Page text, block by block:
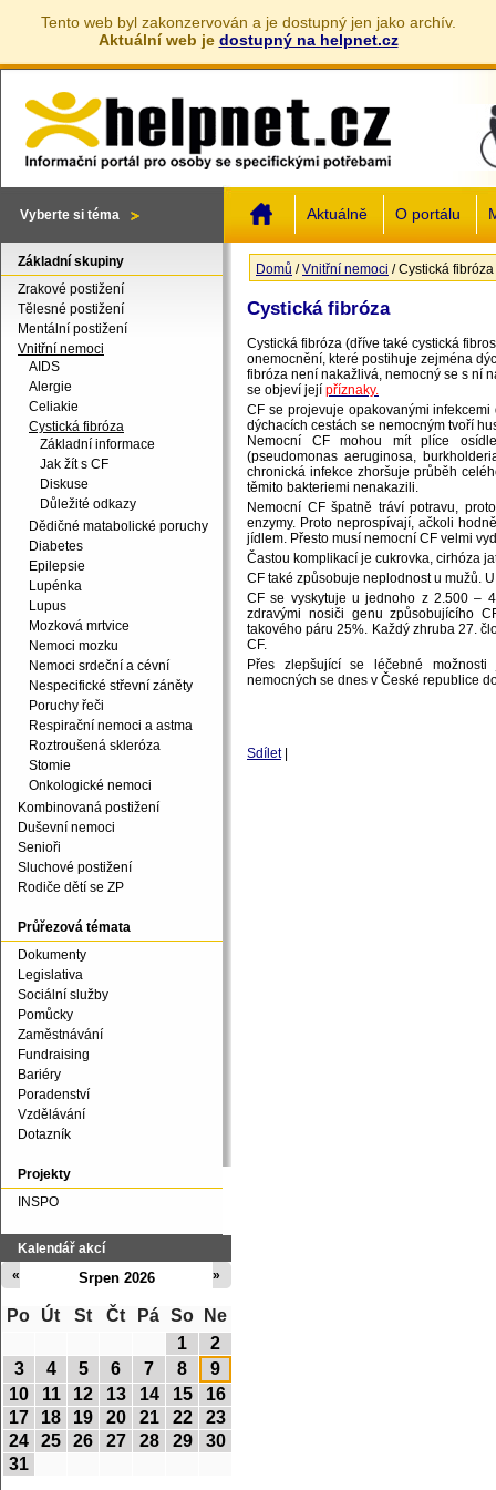
Tento web byl zakonzervován a je dostupný jen jako archív.
Aktuální web je dostupný na helpnet.cz
Vyberte si téma Aktuálně O portálu
Jste zde
Domů /Vnitřní nemoci /Cystická fibróza
Cystická fibróza
Cystická fibróza (dříve také cystická
onemocnění, které postihuje zejména
fibróza není nakažlivá, nemocný se s ní
se objeví její příznaky.
CF se projevuje opakovanými
dýchacích cestách se nemocným tvoří
Nemocní CF mohou mít plíce
(pseudomonas aeruginosa,
chronická infekce zhoršuje průběh
těmito bakteriemi nenakazili.
Nemocní CF špatně tráví potravu,
enzymy. Proto neprospívají, ačkoli
jídlem. Přesto musí nemocní CF velmi
Častou komplikací je cukrovka, cirhóza
CF také způsobuje neplodnost u mužů.
CF se vyskytuje u jednoho z 2.500 –
zdravými nosiči genu způsobujícího
takového páru 25%. Každý zhruba 27.
CF.
Přes zlepšující se léčebné
nemocných se dnes v České republice
Sdílet
Základní skupiny
Zrakové postižení
Tělesné postižení
Mentální postižení
Vnitřní nemoci
AIDS
Alergie
Celiakie
Cystická fibróza
Základní informace
Jak žít s CF
Diskuse
Důležité odkazy
Dědičné matabolické poruchy
Diabetes
Epilepsie
Lupénka
Lupus
Mozková mrtvice
Nemoci mozku
Nemoci srdeční a cévní
Nespecifické střevní záněty
Poruchy řeči
Respirační nemoci a astma
Roztroušená skleróza
Stomie
Onkologické nemoci
Kombinovaná postižení
Duševní nemoci
Senioři
Sluchové postižení
Rodiče dětí se ZP
Průřezová témata
Dokumenty
Legislativa
Sociální služby
Pomůcky
Zaměstnávání
Fundraising
Bariéry
Poradenství
Vzdělávání
Dotazník
Projekty
INSPO
Kalendář akcí
Srpen 2026
« »
Po Út St Čt Pá So
Ne
1
2
3
4 5 6 7 8
9
10
11 12 13 14 15
16
17
18 19 20 21 22
23
24
25 26 27 28 29
30
31